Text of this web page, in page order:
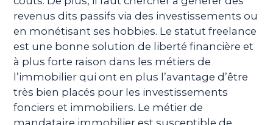
revenus dits passifs via des investissements ou
en monétisant ses hobbies. Le statut freelance
est une bonne solution de liberté financière et
à plus forte raison dans les métiers de
l’immobilier qui ont en plus l’avantage d’être
très bien placés pour les investissements
fonciers et immobiliers. Le métier de
mandataire immobilier est susceptible de